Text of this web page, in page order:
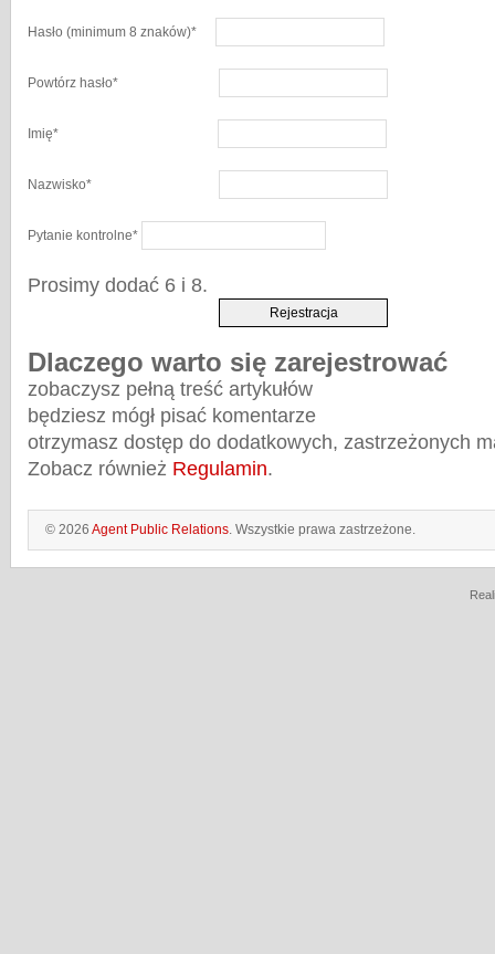
Hasło (minimum 8 znaków)*
Powtórz hasło*
Imię*
Nazwisko*
Pytanie kontrolne*
Prosimy dodać 6 i 8.
Dlaczego warto się zarejestrować
zobaczysz pełną treść artykułów
będziesz mógł pisać komentarze
otrzymasz dostęp do dodatkowych, zastrzeżonych
Zobacz również Regulamin.
© 2026 Agent Public Relations. Wszystkie prawa zastrzeżone.